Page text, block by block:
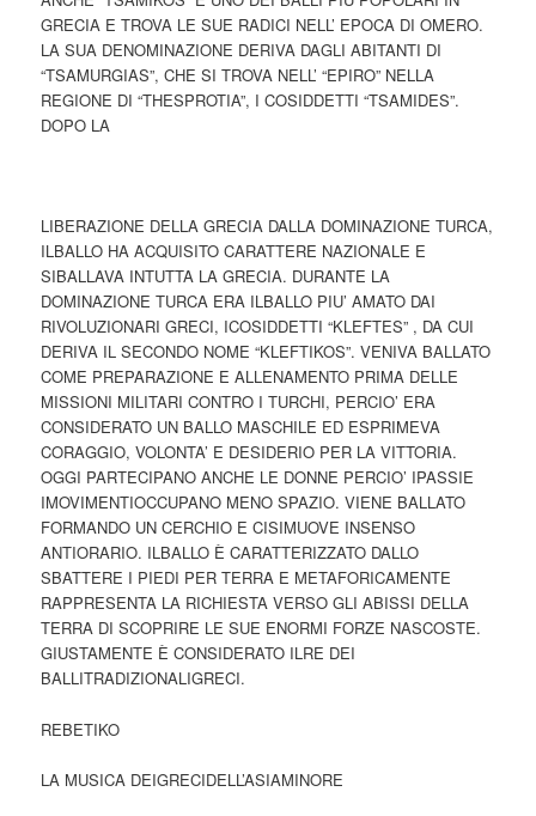
GRECIA E TROVA LE SUE RADICI NELL’ EPOCA DI OMERO.
LA SUA DENOMINAZIONE DERIVA DAGLI ABITANTI DI
“TSAMURGIAS”, CHE SI TROVA NELL’ “EPIRO” NELLA
REGIONE DI “THESPROTIA”, I COSIDDETTI “TSAMIDES”.
DOPO LA
LIBERAZIONE DELLA GRECIA DALLA DOMINAZIONE TURCA,
ILBALLO HA ACQUISITO CARATTERE NAZIONALE E
SIBALLAVA INTUTTA LA GRECIA. DURANTE LA
DOMINAZIONE TURCA ERA ILBALLO PIU’ AMATO DAI
RIVOLUZIONARI GRECI, ICOSIDDETTI “KLEFTES” , DA CUI
DERIVA IL SECONDO NOME “KLEFTIKOS”. VENIVA BALLATO
COME PREPARAZIONE E ALLENAMENTO PRIMA DELLE
MISSIONI MILITARI CONTRO I TURCHI, PERCIO’ ERA
CONSIDERATO UN BALLO MASCHILE ED ESPRIMEVA
CORAGGIO, VOLONTA’ E DESIDERIO PER LA VITTORIA.
OGGI PARTECIPANO ANCHE LE DONNE PERCIO’ IPASSIE
IMOVIMENTIOCCUPANO MENO SPAZIO. VIENE BALLATO
FORMANDO UN CERCHIO E CISIMUOVE INSENSO
ANTIORARIO. ILBALLO È CARATTERIZZATO DALLO
SBATTERE I PIEDI PER TERRA E METAFORICAMENTE
RAPPRESENTA LA RICHIESTA VERSO GLI ABISSI DELLA
TERRA DI SCOPRIRE LE SUE ENORMI FORZE NASCOSTE.
GIUSTAMENTE È CONSIDERATO ILRE DEI
BALLITRADIZIONALIGRECI.
REBETIKO
LA MUSICA DEIGRECIDELL’ASIAMINORE